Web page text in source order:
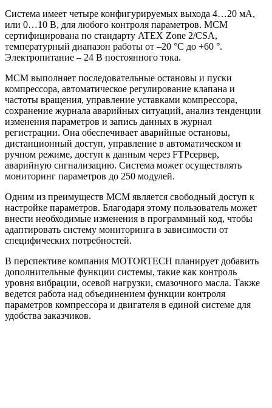
Система имеет четыре конфигурируемых выхода 4…20 мА,
или 0…10 В, для любого контроля параметров. МСМ
сертифицирована по стандарту ATEX Zone 2/CSA,
температурный диапазон работы от –20 °C до +60 °.
Электропитание – 24 В постоянного тока.
MCM выполняет последовательные остановы и пуски
компрессора, автоматическое регулирование клапана и
частоты вращения, управление уставками компрессора,
сохранение журнала аварийных ситуаций, анализ тенденции
изменения параметров и запись данных в журнал
регистрации. Она обеспечивает аварийные остановы,
дистанционный доступ, управление в автоматическом и
ручном режиме, доступ к данным через FTPсервер,
аварийную сигнализацию. Система может осуществлять
мониторинг параметров до 250 модулей.
Одним из преимуществ МСМ является свободный доступ к
настройке параметров. Благодаря этому пользователь может
внести необходимые изменения в программный код, чтобы
адаптировать систему мониторинга в зависимости от
специфических потребностей.
В перспективе компания MOTORTECH планирует добавить
дополнительные функции системы, такие как контроль
уровня вибрации, осевой нагрузки, смазочного масла. Также
ведется работа над объединением функции контроля
параметров компрессора и двигателя в единой системе для
удобства заказчиков.